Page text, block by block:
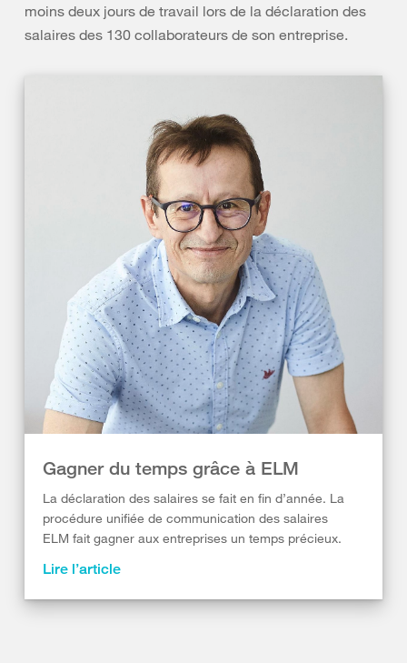
moins deux jours de travail lors de la déclaration des
salaires des 130 collaborateurs de son entreprise.
Gagner du temps grâce à ELM
La déclaration des salaires se fait en fin d’année. La
procédure unifiée de communication des salaires
ELM fait gagner aux entreprises un temps précieux.
Lire l’article